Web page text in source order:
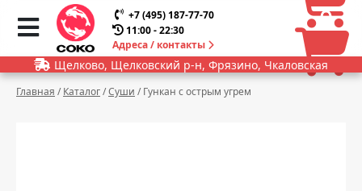
+7 (495) 187-77-70
11:00 - 22:30
Адреса / контакты
0
0
Щелково, Щелковский р-н, Фрязино, Чкаловская
Главная / Каталог/Суши / Гункан с острым угрем